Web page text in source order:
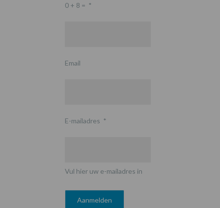
0 + 8 = *
Email
E-mailadres *
Vul hier uw e-mailadres in